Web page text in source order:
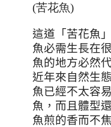
(苦花魚)
這道「苦花魚
魚必需生長在
魚的地方必然
近年來自然生
魚已經不太容
魚，而且體型
魚煎的香而不